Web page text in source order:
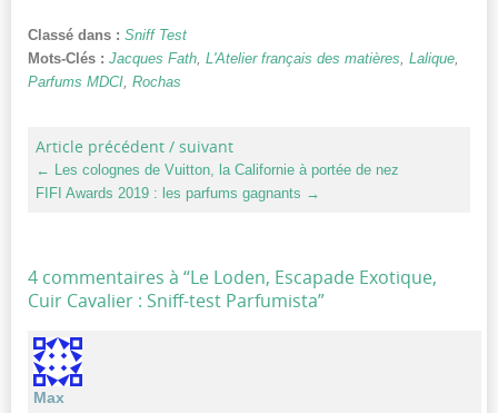
Classé dans : Sniff Test
Mots-Clés : Jacques Fath L'Atelier français des matières Lalique
Parfums MDCI Rochas
Article précédent / suivant
←
Les colognes de Vuitton, la Californie à portée de nez
FIFI Awards 2019 : les parfums gagnants →
4 commentaires à “Le Loden, Escapade Exotique,
Cuir Cavalier : Sniff-test Parfumista”
Max